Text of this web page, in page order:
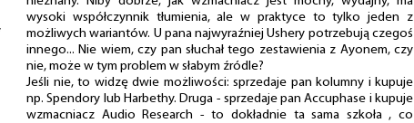
wysoki współczynnik tłumienia, ale w praktyce to tylko jeden z
możliwych wariantów. U pana najwyraźniej Ushery potrzebują czegoś
innego... Nie wiem, czy pan słuchał tego zestawienia z Ayonem, czy
nie, może w tym problem w słabym źródle?
Jeśli nie, to widzę dwie możliwości: sprzedaje pan kolumny i kupuje
np. Spendory lub Harbethy. Druga - sprzedaje pan Accuphase i kupuje
wzmacniacz Audio Research - to dokładnie ta sama szkoła , co